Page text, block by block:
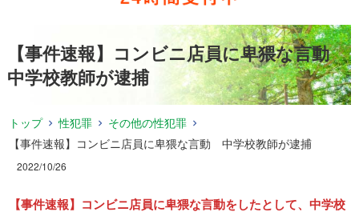
【事件速報】コンビニ店員に卑猥な言動
中学校教師が逮捕
トップ 性犯罪
その他の性犯罪
【事件速報】コンビニ店員に卑猥な言動 中学校教師が逮捕
2022/10/26
【事件速報】コンビニ店員に卑猥な言動をしたとして、中学校